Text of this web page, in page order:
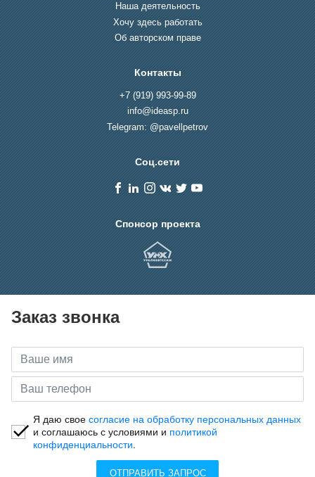
Наша деятельность
Хочу здесь работать
Об авторском праве
Контакты
+7 (919) 993-99-89
info@ideasp.ru
Telegram: @pavellpetrov
Соц.сети
Спонсор проекта
Заказ звонка
Я даю своесогласие на обработку персональных данных
и соглашаюсь с условиями и политикой
конфиденциальности.
ОТПРАВИТЬ ЗАПРОС